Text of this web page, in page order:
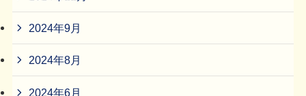
2024年9月
2024年8月
2024年6月